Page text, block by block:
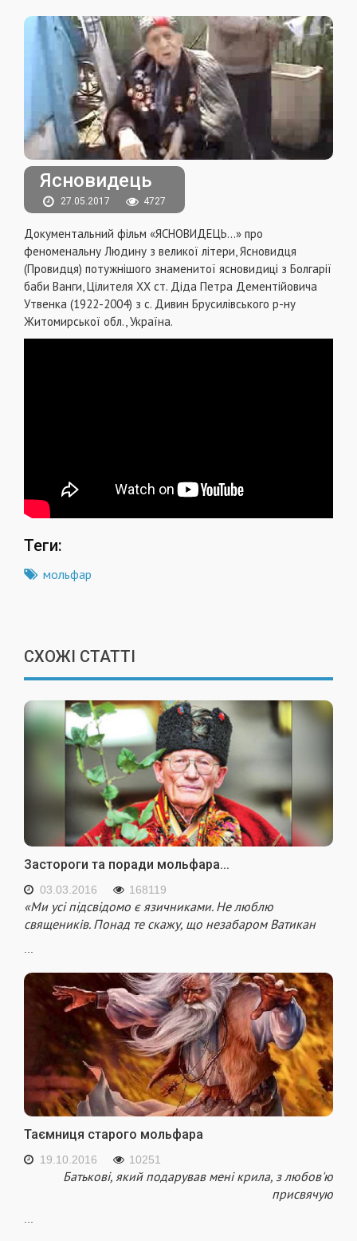
Ясновидець
27.05.2017 4727
Документальний фiльм «ЯСНОВИДЕЦЬ...» про
феноменальну Людину з великої літери, Ясновидця
(Провидця) потужнішого знаменитої ясновидиці з Болгарії
баби Ванги, Цілителя ХХ ст. Діда Петра Дементійовича
Утвенка (1922-2004) з с. Дивин Брусилівського р-ну
Житомирської обл., Україна.
Теги:
мольфар
СХОЖІ СТАТТІ
Застороги та поради мольфара...
03.03.2016 168119
«Ми усі підсвідомо є язичниками. Не люблю
священиків. Понад те скажу, що незабаром Ватикан
Таємниця старого мольфара
19.10.2016 10251
Батькові, який подарував мені крила, з любов'ю
присвячую